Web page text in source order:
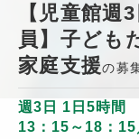
【児童館週
員】子ども
家庭支援の募
週3日 1日5時間
13：15～18：